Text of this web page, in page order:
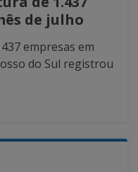
de julho
empresas em
do Sul registrou